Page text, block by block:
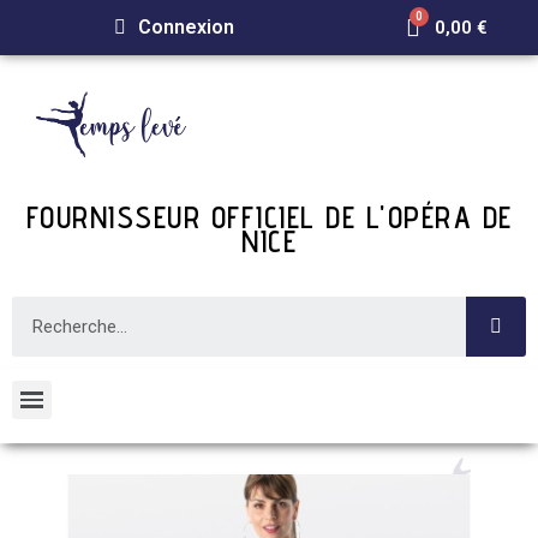
Connexion 0,00 €
FOURNISSEUR OFFICIEL DE L'OPÉRA DE
NICE